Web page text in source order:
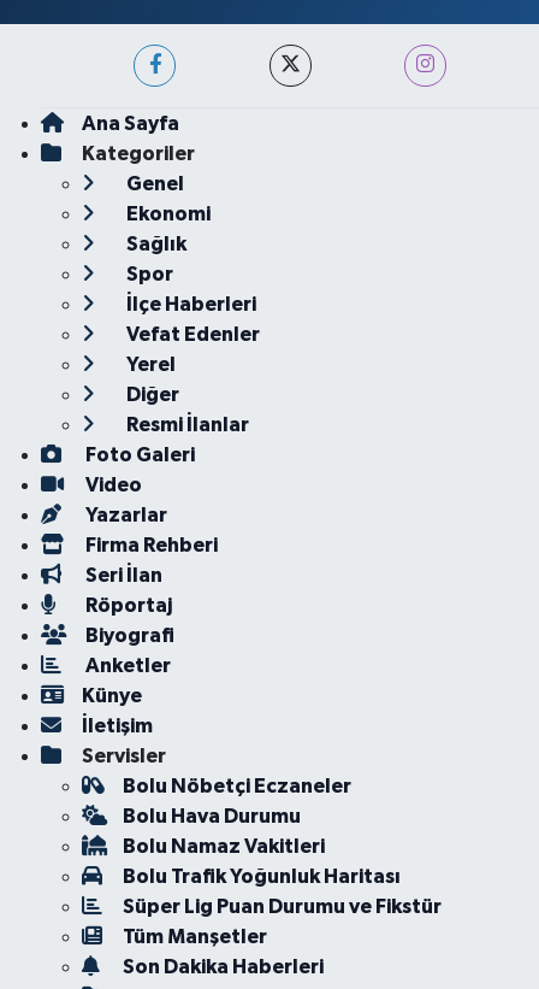
Ana Sayfa
Kategoriler
Genel
Ekonomi
Sağlık
Spor
İlçe Haberleri
Vefat Edenler
Yerel
Diğer
Resmi İlanlar
Foto Galeri
Video
Yazarlar
Firma Rehberi
Seri İlan
Röportaj
Biyografi
Anketler
Künye
İletişim
Servisler
Bolu Nöbetçi Eczaneler
Bolu Hava Durumu
Bolu Namaz Vakitleri
Bolu Trafik Yoğunluk Haritası
Süper Lig Puan Durumu ve Fikstür
Tüm Manşetler
Son Dakika Haberleri